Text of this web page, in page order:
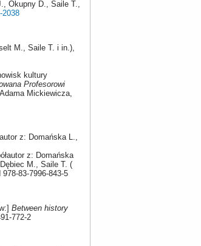
Okupny D., Saile T.,
2038
M., Saile T. i in.),
kultury
Profesorowi
Mickiewicza,
z: Domańska L.,
z: Domańska
, Dębiec M., Saile T. (
83-7996-843-5
Between history
772-2